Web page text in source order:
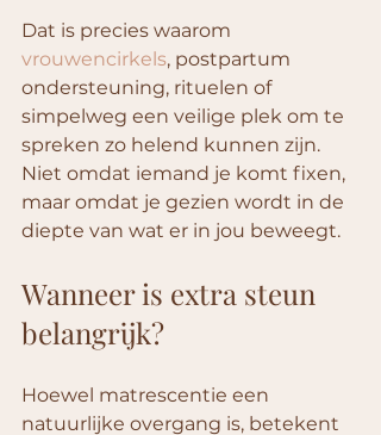
Dat is precies waarom
vrouwencirkels, postpartum
ondersteuning, rituelen of
simpelweg een veilige plek om te
spreken zo helend kunnen zijn.
Niet omdat iemand je komt fixen,
maar omdat je gezien wordt in de
diepte van wat er in jou beweegt.
Wanneer is extra steun
belangrijk?
Hoewel matrescentie een
natuurlijke overgang is, betekent